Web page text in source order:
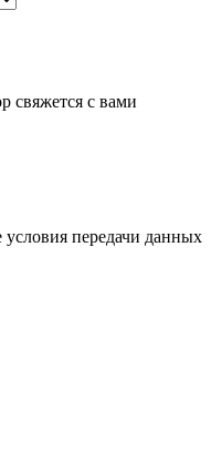
свяжется с вами
передачи данных